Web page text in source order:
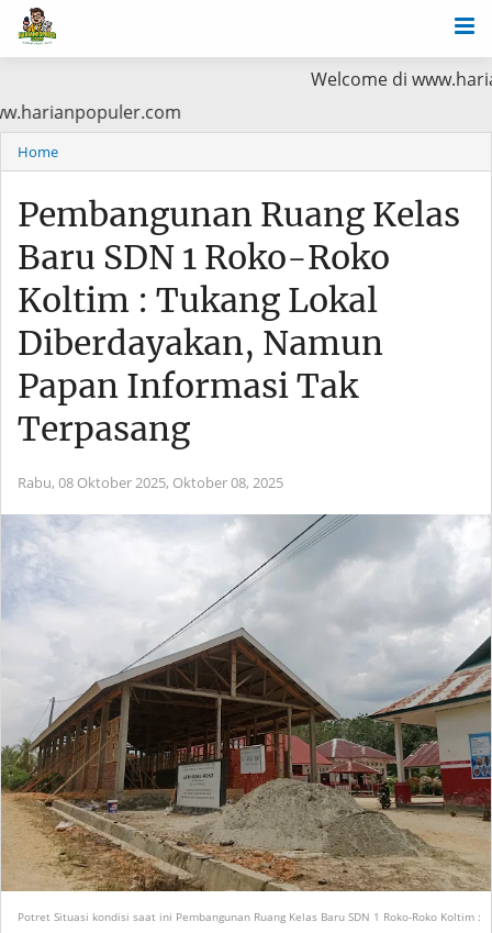
Welcome di
di www.harianpopuler.com
Home
Pembangunan Ruang Kelas
Baru SDN 1 Roko-Roko
Koltim : Tukang Lokal
Diberdayakan, Namun
Papan Informasi Tak
Terpasang
Rabu, 08 Oktober 2025, Oktober 08, 2025
Potret Situasi kondisi saat ini Pembangunan Ruang Kelas Baru SDN 1 Roko-Roko Koltim :